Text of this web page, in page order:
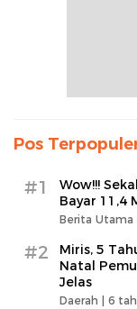
Pos
#1
Wow!!!
Bayar 11,4
Berita Utama
#2
Miris, 5
Natal
Jelas
Daerah | 6